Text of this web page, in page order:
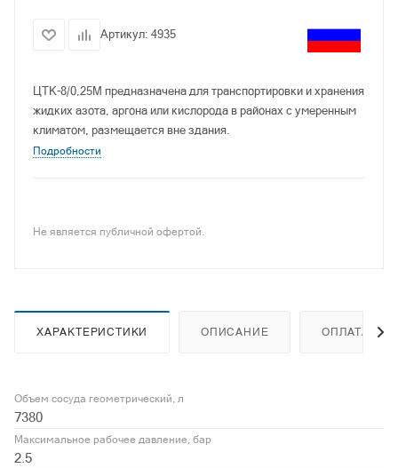
Артикул: 4935
ЦТК-8/0,25М предназначена для транспортировки и хране­ния
жидких азота, аргона или кислорода в районах с умеренным
климатом, размещается вне здания.
Подробности
Не является публичной офертой.
ХАРАКТЕРИСТИКИ ОПИСАНИЕ ОПЛАТА
Объем сосуда геометрический, л
7380
Максимальное рабочее давление, бар
2.5